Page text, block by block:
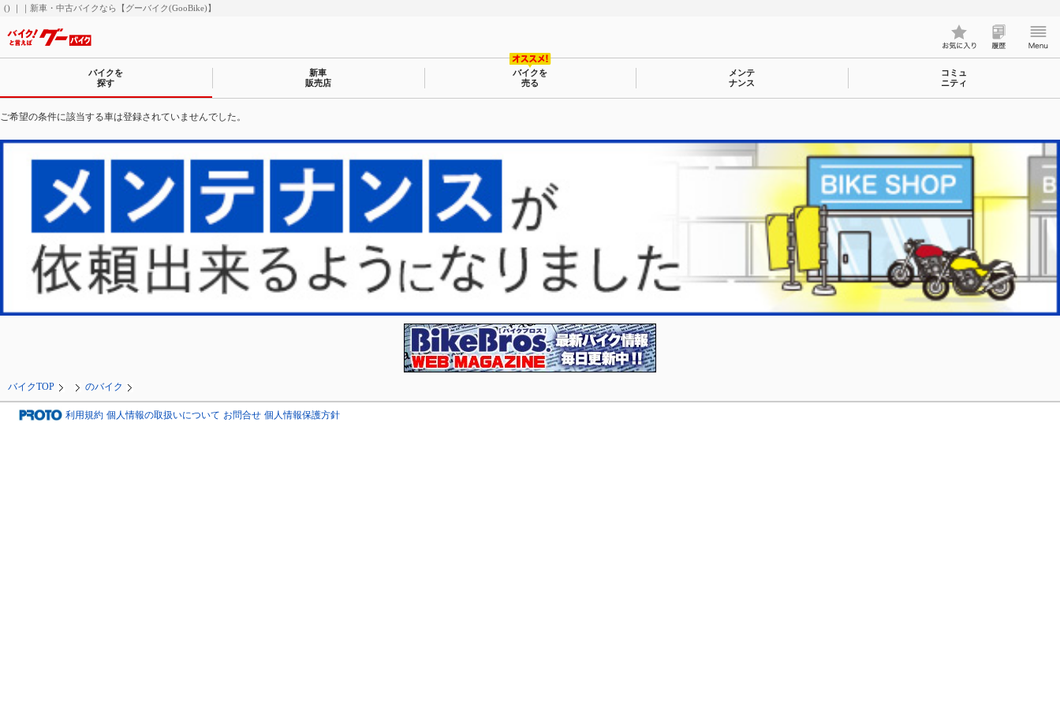
() ｜｜新車・中古バイクなら【グーバイク(GooBike)】
バイクを
探す
新車
販売店
バイクを
売る
メンテ
ナンス
コミュ
ニティ
ご希望の条件に該当する車は登録されていませんでした。
バイクTOP のバイク
利用規約 個人情報の取扱いについて お問合せ 個人情報保護方針